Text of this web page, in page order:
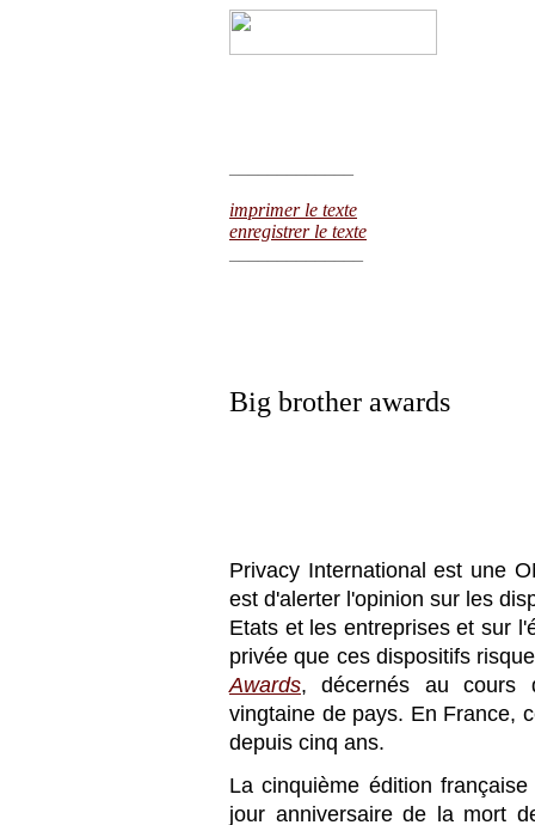
imprimer le texte
enregistrer le texte
Big brother awards
Privacy International est une
est d'alerter l'opinion sur les
Etats et les entreprises et sur
privée que ces dispositifs
Awards, décernés au cours
vingtaine de pays. En France,
depuis cinq ans.
La cinquième édition
jour anniversaire de la mort